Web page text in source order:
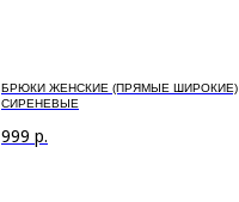
БРЮКИ ЖЕНСКИЕ (ПРЯМЫЕ ШИРОКИЕ)
СИРЕНЕВЫЕ
999 р.